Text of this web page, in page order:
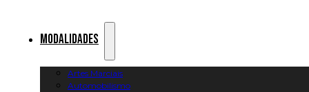
Modalidades
Artes Marciais
Automobilismo